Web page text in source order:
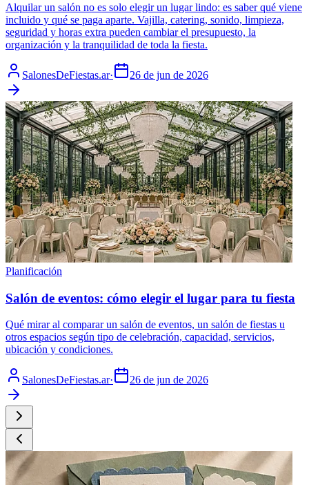
Alquilar un salón no es solo elegir un lugar lindo: es saber qué viene
incluido y qué se paga aparte. Vajilla, catering, sonido, limpieza,
seguridad y horas extra pueden cambiar el presupuesto, la
organización y la tranquilidad de toda la fiesta.
SalonesDeFiestas.ar· 26 de jun de 2026
Planificación
Salón de eventos: cómo elegir el lugar para tu fiesta
Qué mirar al comparar un salón de eventos, un salón de fiestas u
otros espacios según tipo de celebración, capacidad, servicios,
ubicación y condiciones.
SalonesDeFiestas.ar· 26 de jun de 2026